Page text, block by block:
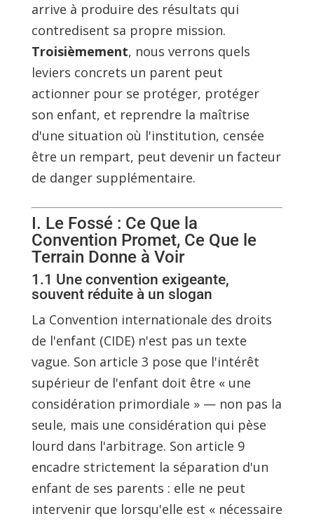
arrive à produire des résultats qui
contredisent sa propre mission.
Troisièmement, nous verrons quels
leviers concrets un parent peut
actionner pour se protéger, protéger
son enfant, et reprendre la maîtrise
d'une situation où l'institution, censée
être un rempart, peut devenir un facteur
de danger supplémentaire.
I. Le Fossé : Ce Que la
Convention Promet, Ce Que le
Terrain Donne à Voir
1.1 Une convention exigeante,
souvent réduite à un slogan
La Convention internationale des droits
de l'enfant (CIDE) n'est pas un texte
vague. Son article 3 pose que l'intérêt
supérieur de l'enfant doit être « une
considération primordiale » — non pas la
seule, mais une considération qui pèse
lourd dans l'arbitrage. Son article 9
encadre strictement la séparation d'un
enfant de ses parents : elle ne peut
intervenir que lorsqu'elle est « nécessaire